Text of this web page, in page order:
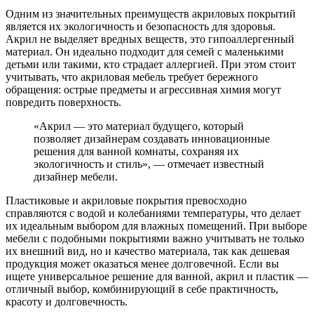
Одним из значительных преимуществ акриловых покрытий
является их экологичность и безопасность для здоровья.
Акрил не выделяет вредных веществ, это гипоаллергенный
материал. Он идеально подходит для семей с маленькими
детьми или такими, кто страдает аллергией. При этом стоит
учитывать, что акриловая мебель требует бережного
обращения: острые предметы и агрессивная химия могут
повредить поверхность.
«Акрил — это материал будущего, который
позволяет дизайнерам создавать инновационные
решения для ванной комнаты, сохраняя их
экологичность и стиль», — отмечает известный
дизайнер мебели.
Пластиковые и акриловые покрытия превосходно
справляются с водой и колебаниями температуры, что делает
их идеальным выбором для влажных помещений. При выборе
мебели с подобными покрытиями важно учитывать не только
их внешний вид, но и качество материала, так как дешевая
продукция может оказаться менее долговечной. Если вы
ищете универсальное решение для ванной, акрил и пластик —
отличный выбор, комбинирующий в себе практичность,
красоту и долговечность.